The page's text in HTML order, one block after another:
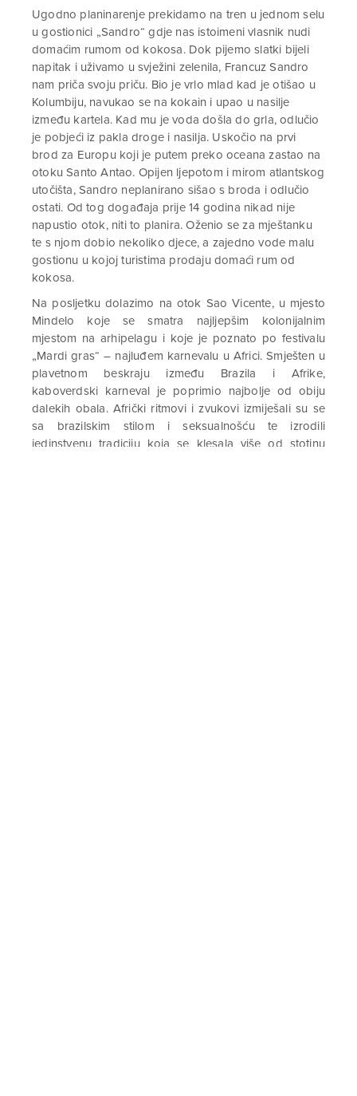
Ugodno planinarenje prekidamo na tren u jednom selu
u gostionici „Sandro“ gdje nas istoimeni vlasnik nudi
domaćim rumom od kokosa. Dok pijemo slatki bijeli
napitak i uživamo u svježini zelenila, Francuz Sandro
nam priča svoju priču. Bio je vrlo mlad kad je otišao u
Kolumbiju, navukao se na kokain i upao u nasilje
između kartela. Kad mu je voda došla do grla, odlučio
je pobjeći iz pakla droge i nasilja. Uskočio na prvi
brod za Europu koji je putem preko oceana zastao na
otoku Santo Antao. Opijen ljepotom i mirom atlantskog
utočišta, Sandro neplanirano sišao s broda i odlučio
ostati. Od tog događaja prije 14 godina nikad nije
napustio otok, niti to planira. Oženio se za mještanku
te s njom dobio nekoliko djece, a zajedno vode malu
gostionu u kojoj turistima prodaju domaći rum od
kokosa.
Na posljetku dolazimo na otok Sao Vicente, u mjesto
Mindelo koje se smatra najljepšim kolonijalnim
mjestom na arhipelagu i koje je poznato po festivalu
„Mardi gras“ – najluđem karnevalu u Africi. Smješten u
plavetnom beskraju između Brazila i Afrike,
kaboverdski karneval je poprimio najbolje od obiju
dalekih obala. Afrički ritmovi i zvukovi izmiješali su se
sa brazilskim stilom i seksualnošću te izrodili
jedinstvenu tradiciju koja se klesala više od stotinu